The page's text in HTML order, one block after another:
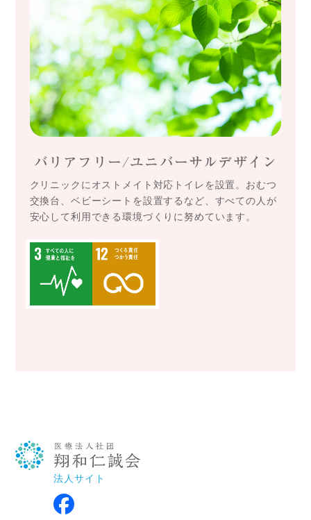
バリアフリー/ユニバーサルデザイン
クリニックにオストメイト対応トイレを設置。おむつ
交換台、ベビーシートを設置するなど、すべての人が
安心して利用できる環境づくりに努めています。
法人サイト